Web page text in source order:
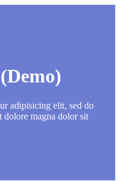
adipisicing elit, sed do
dolore magna dolor sit